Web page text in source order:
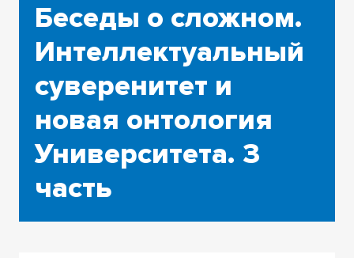
Беседы о сложном.
Интеллектуальный
суверенитет и
новая онтология
Университета. 3
часть